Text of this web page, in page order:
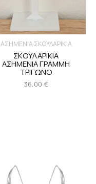
ΑΣΗΜΕΝΙΑ ΣΚΟΥΛΑΡΙΚΙΑ
ΣΚΟΥΛΑΡΙΚΙΑ
ΑΣΗΜΕΝΙΑ ΓΡΑΜΜΗ
ΤΡΙΓΩΝΟ
36,00 €